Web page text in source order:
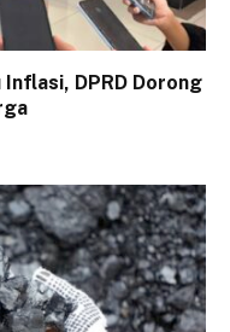
DPRD Dorong